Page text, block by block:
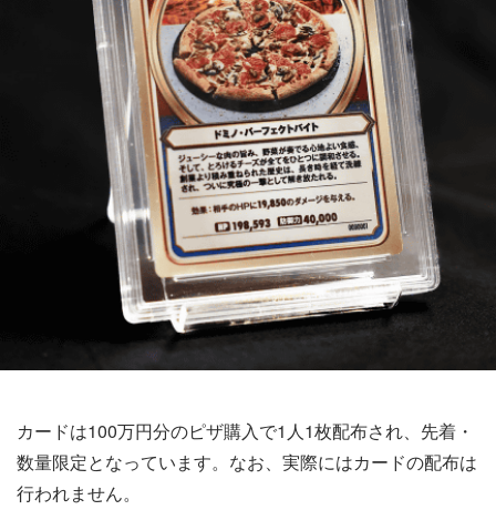
カードは100万円分のピザ購入で1人1枚配布され、先着・
数量限定となっています。なお、実際にはカードの配布は
行われません。